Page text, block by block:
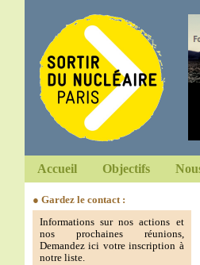
Accueil Objectifs
● Gardez le contact :
Informations sur nos actions et
nos prochaines réunions,
Demandez ici votre inscription à
notre liste.